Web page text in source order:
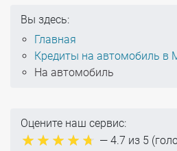
Вы здесь:
Главная
Кредиты на автомобиль в
На автомобиль
Оцените наш сервис:
— 4.7 из 5